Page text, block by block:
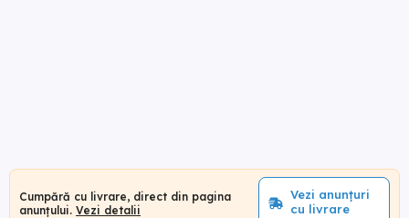
Cumpără cu livrare, direct din pagina
anunțului. Vezi detalii
Vezi anunțuri
cu livrare